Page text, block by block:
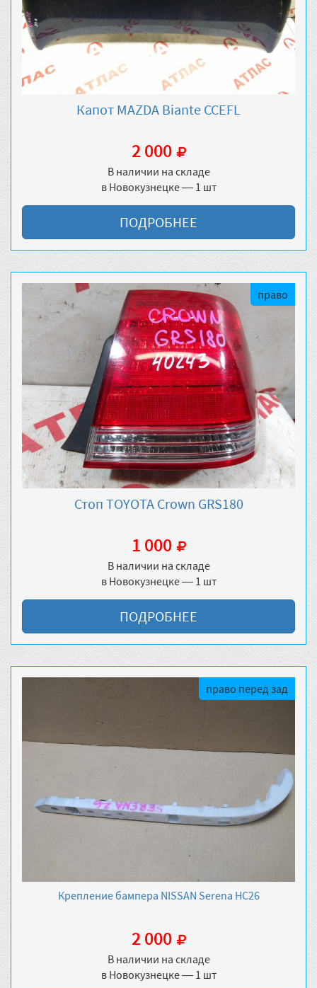
Капот MAZDA Biante CCEFL
2 000
В наличии на складе
в Новокузнецке — 1 шт
ПОДРОБНЕЕ
право
Стоп TOYOTA Crown GRS180
1 000
В наличии на складе
в Новокузнецке — 1 шт
ПОДРОБНЕЕ
право перед зад
Крепление бампера NISSAN Serena HC26
2 000
В наличии на складе
в Новокузнецке — 1 шт